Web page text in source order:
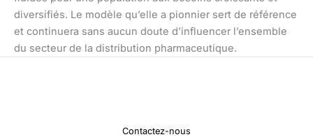
diversifiés. Le modèle qu’elle a pionnier sert de référence
et continuera sans aucun doute d’influencer l’ensemble
du secteur de la distribution pharmaceutique.
Contactez-nous